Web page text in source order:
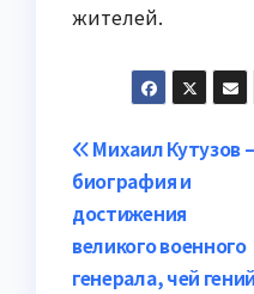
жителей.
по
записям
Михаил Кутузов –
биография и
достижения
великого военного
генерала, чей гений